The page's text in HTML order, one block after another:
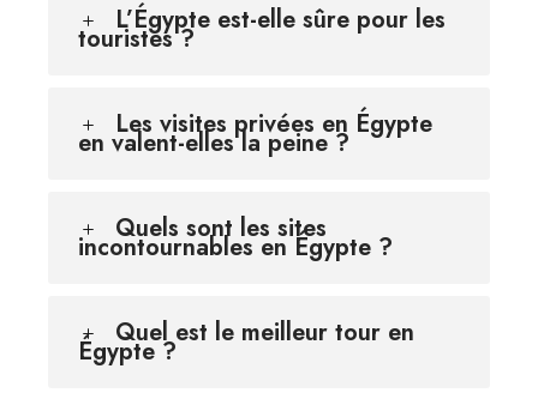
L’Égypte est-elle sûre pour les
touristes ?
Les visites privées en Égypte
en valent-elles la peine ?
Quels sont les sites
incontournables en Égypte ?
Quel est le meilleur tour en
Égypte ?